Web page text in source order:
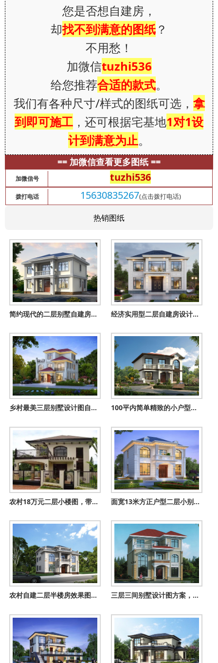
您是否想自建房，
却找不到满意的图纸？
不用愁！
加微信tuzhi536
给您推荐合适的款式。
我们有各种尺寸/样式的图纸可选， 拿
到即可施工 ，还可根据宅基地1对1设
计到满意为止。
== 加微信查看更多图纸 ==
加微信号 tuzhi536
拨打电话 15630835267(点击拨打电话)
热销图纸
简约现代的二层别墅自建房设计图，13米乘9米 经济实用型二层自建房设计方案，造型对称，村里人抢着建！
乡村最美三层别墅设计图自建房户型，外观图精致漂亮 100平内简单精致的小户型自建房二层设计图，旋转楼梯
农村18万元二层小楼图，带开放式车库 面宽13米方正户型二层小别墅设计方案，南北通透采光好
农村自建二层半楼房效果图，美观大气布局合理，很适合农村人自 三层三间别墅设计图方案，含外观图片，自建推荐